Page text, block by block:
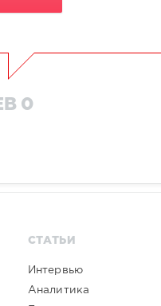
0
СТАТЬИ
Интервью
Аналитика